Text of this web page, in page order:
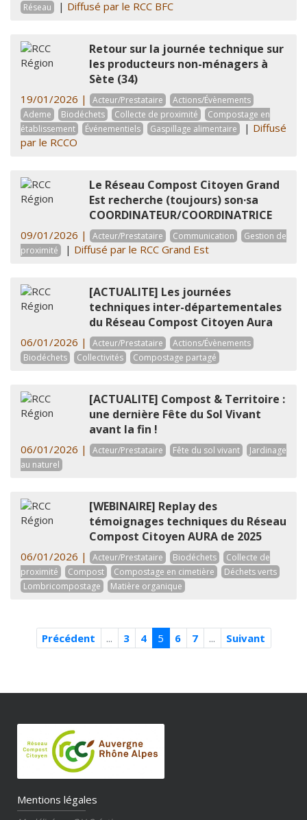
Réseau
| Diffusé par le RCC BFC
Retour sur la journée technique sur
les producteurs non-ménagers à
Sète (34)
19/01/2026 | Acteur/Prestataire
Actions/Évènements
Ademe
Biodéchets Collecte de proximité
Compostage en
établissement
Événementiels Gaspillage alimentaire | Diffusé
par le RCCO
Le Réseau Compost Citoyen Grand
Est recherche (toujours) son·sa
COORDINATEUR/COORDINATRICE
09/01/2026 | Acteur/Prestataire Communication
Gestion de
proximité
| Diffusé par le RCC Grand Est
[ACTUALITE] Les journées
techniques inter-départementales
du Réseau Compost Citoyen Aura
06/01/2026 | Acteur/Prestataire
Actions/Évènements
Biodéchets
Collectivités Compostage partagé
[ACTUALITE] Compost & Territoire :
une dernière Fête du Sol Vivant
avant la fin !
06/01/2026 | Acteur/Prestataire Fête du sol vivant
Jardinage
au naturel
[WEBINAIRE] Replay des
témoignages techniques du Réseau
Compost Citoyen AURA de 2025
06/01/2026 | Acteur/Prestataire Biodéchets
Collecte de
proximité
Compost Compostage en cimetière
Déchets verts
Lombricompostage
Matière organique
Précédent ... 3 4 5 6 7 ... Suivant
Mentions légales